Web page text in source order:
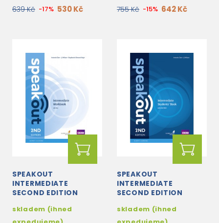
639 Kč -17% 530 Kč 755 Kč -15% 642 Kč
SPEAKOUT
INTERMEDIATE
SECOND EDITION
skladem (ihned
SPEAKOUT
INTERMEDIATE
SECOND EDITION
WITH ACTIVE BOOK
WITH DVD
skladem (ihned